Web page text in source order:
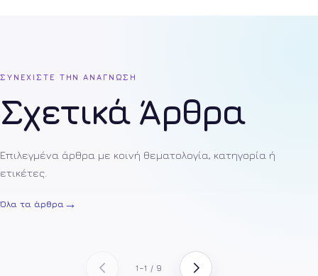
ΣΥΝΕΧΙΣΤΕ ΤΗΝ ΑΝΑΓΝΩΣΗ
Σχετικά Άρθρα
Επιλεγμένα άρθρα με κοινή θεματολογία, κατηγορία ή
ετικέτες.
Όλα τα άρθρα →
1–1 / 9